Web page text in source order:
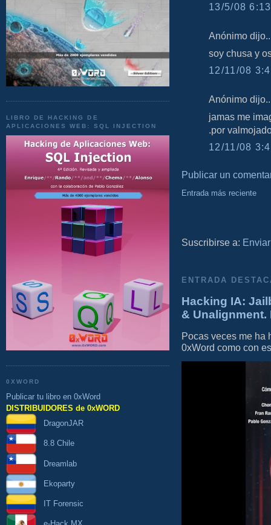
LIBRO DE HACKING DE
APLICACIONES WEB: SQL INJECTION
0XWORD
Publicar tu libro en 0xWord
DISTRIBUIDORES de 0xWORD
DragonJAR
8.8 Chile
Dreamlab
Ekoparty
IT Forensic
13/5/08
Anónimo
soy chusa y
12/11/08
Anónimo
jamas me
.por
12/11/08
Publicar un
Entrada más reciente
Suscribirse a:
ENTRADA
Hacking IA:
&
Pocas veces me ha
0xWord como con